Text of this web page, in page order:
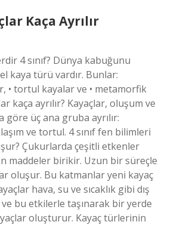
Kaça Ayrılır
4 sınıf? Dünya kabuğunu
kaya türü vardır. Bunlar:
• tortul kayalar ve • metamorfik
kaça ayrılır? Kayaçlar, oluşum ve
göre üç ana gruba ayrılır:
ve tortul. 4 sınıf fen bilimleri
Çukurlarda çeşitli etkenler
maddeler birikir. Uzun bir süreçle
oluşur. Bu katmanlar yeni kayaç
hava, su ve sıcaklık gibi dış
ve bu etkilerle taşınarak bir yerde
oluşturur. Kayaç türlerinin